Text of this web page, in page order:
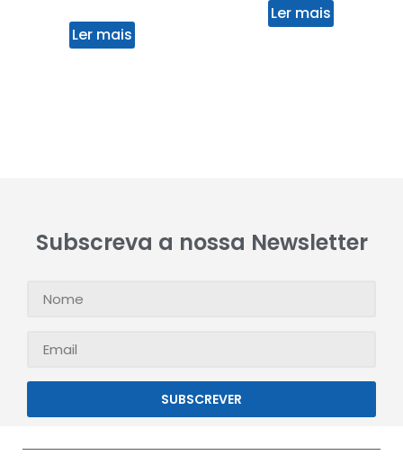
Ler mais
Ler mais
Subscreva a nossa Newsletter
SUBSCREVER